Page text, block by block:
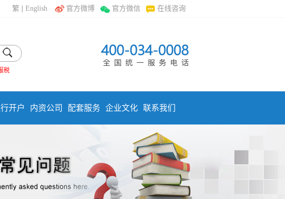
繁 |English 官方微博 官方微信 在线咨询
税
开户 内资公司 配套服务 企业文化 联系我们